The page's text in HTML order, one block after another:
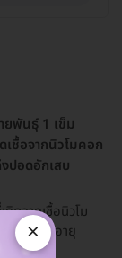
พันธุ์ 1 เข็ม
ชื้อจากนิวโมคอก
ปอดอักเสบ
ดจากเชื้อนิวโม
และผู้สูงอายุ
×